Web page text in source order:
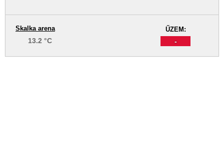
ŰZEM:
-
Skalka arena
13.2 °C